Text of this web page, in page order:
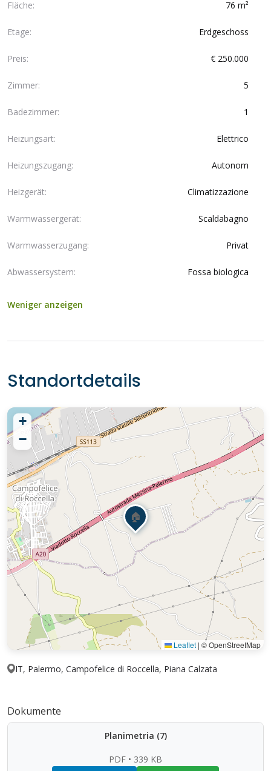
Fläche: 76 m²
Etage: Erdgeschoss
Preis: € 250.000
Zimmer: 5
Badezimmer: 1
Heizungsart: Elettrico
Heizungszugang: Autonom
Heizgerät: Climatizzazione
Warmwassergerät: Scaldabagno
Warmwasserzugang: Privat
Abwassersystem: Fossa biologica
Weniger anzeigen
Standortdetails
🏠
+
−
Leaflet | © OpenStreetMap
IT, Palermo, Campofelice di Roccella, Piana Calzata
Dokumente
Planimetria (7)
PDF • 339 KB